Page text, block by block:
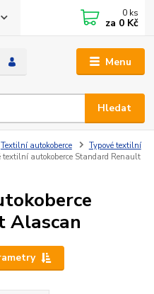
Menu
Hledat
0 ks
za 0 Kč
Textilní autokoberce
Typové textilní
textilní autokoberce Standard Renault
Alascan